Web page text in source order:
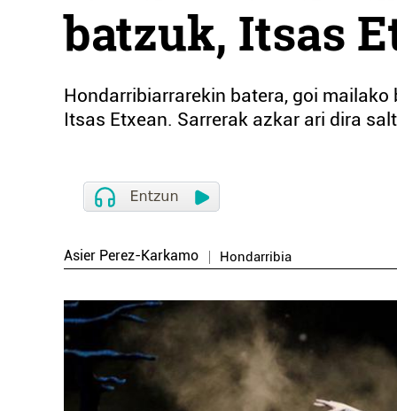
batzuk, Itsas
Hondarribiarrarekin batera, goi
Itsas Etxean. Sarrerak azkar ari dira
Asier Perez-Karkamo Hondarribia